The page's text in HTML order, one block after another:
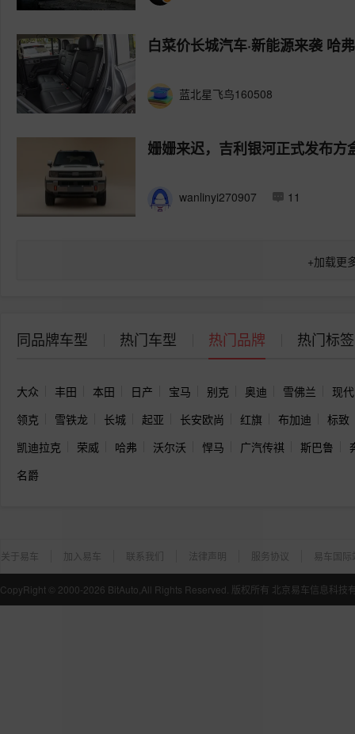
白菜价长城汽车·新能源来袭 哈
蓝北星飞鸟160508
姗姗来迟，吉利银河正式发布
wanlinyi270907 11
+加载更
同品牌车型 热门车型 热门品牌 热门标签
大众 丰田 本田 日产 宝马 别克 奥迪 雪佛兰
现代
领克
雪铁龙 长城 起亚 长安欧尚 红旗 布加迪
标致
凯迪拉克
荣威 哈弗 沃尔沃 悍马 广汽传祺 斯巴鲁
名爵
关于易车 加入易车 联系我们 法律声明 服务协议 易车国际
CopyRight © 2000-2026 BitAuto,All Rights Reserved. 版权所有 北京易车信息科